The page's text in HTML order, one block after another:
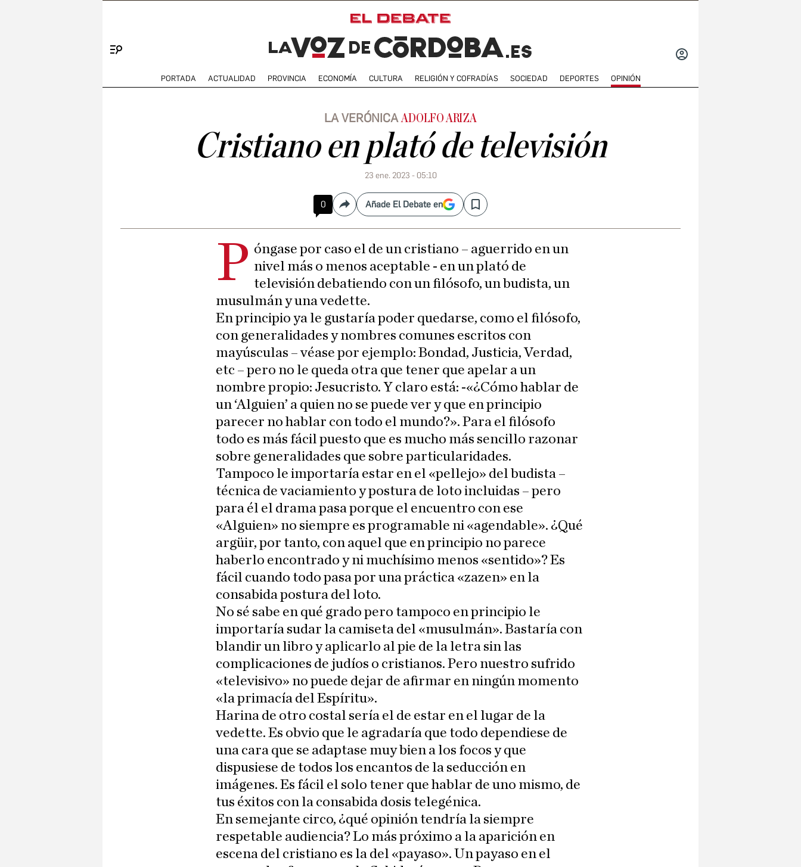
PORTADA ACTUALIDAD PROVINCIA ECONOMÍA CULTURA RELIGIÓN Y COFRADÍAS SOCIEDAD DEPORTES OPINIÓN
LA VERÓNICA ADOLFO ARIZA
Cristiano en plató de televisión
23 ene. 2023 - 05:10
0 CompartirAñade El Debate en Save
P óngase por caso el de un cristiano – aguerrido en un
nivel más o menos aceptable - en un plató de
televisión debatiendo con un filósofo, un budista, un
musulmán y una vedette.
En principio ya le gustaría poder quedarse, como el filósofo,
con generalidades y nombres comunes escritos con
mayúsculas – véase por ejemplo: Bondad, Justicia, Verdad,
etc – pero no le queda otra que tener que apelar a un
nombre propio: Jesucristo. Y claro está: -«¿Cómo hablar de
un ‘Alguien’ a quien no se puede ver y que en principio
parecer no hablar con todo el mundo?». Para el filósofo
todo es más fácil puesto que es mucho más sencillo razonar
sobre generalidades que sobre particularidades.
Tampoco le importaría estar en el «pellejo» del budista –
técnica de vaciamiento y postura de loto incluidas – pero
para él el drama pasa porque el encuentro con ese
«Alguien» no siempre es programable ni «agendable». ¿Qué
argüir, por tanto, con aquel que en principio no parece
haberlo encontrado y ni muchísimo menos «sentido»? Es
fácil cuando todo pasa por una práctica «zazen» en la
consabida postura del loto.
No sé sabe en qué grado pero tampoco en principio le
importaría sudar la camiseta del «musulmán». Bastaría con
blandir un libro y aplicarlo al pie de la letra sin las
complicaciones de judíos o cristianos. Pero nuestro sufrido
«televisivo» no puede dejar de afirmar en ningún momento
«la primacía del Espíritu».
Harina de otro costal sería el de estar en el lugar de la
vedette. Es obvio que le agradaría que todo dependiese de
una cara que se adaptase muy bien a los focos y que
dispusiese de todos los encantos de la seducción en
imágenes. Es fácil el solo tener que hablar de uno mismo, de
tus éxitos con la consabida dosis telegénica.
En semejante circo, ¿qué opinión tendría la siempre
respetable audiencia? Lo más próximo a la aparición en
escena del cristiano es la del «payaso». Un payaso en el